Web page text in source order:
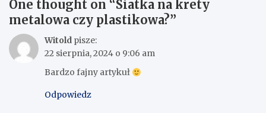
One thought on “Siatka na krety
metalowa czy plastikowa?”
Witold pisze:
22 sierpnia, 2024 o 9:06 am
Bardzo fajny artykuł
Odpowiedz